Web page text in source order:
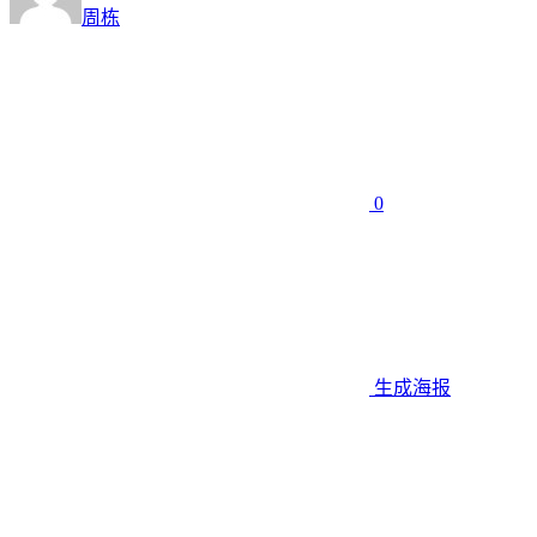
周栋
0
生成海报